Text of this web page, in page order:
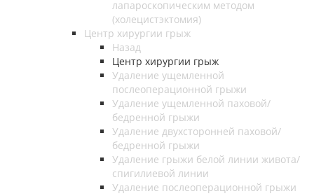
лапароскопическим методом
(холецистэктомия)
Центр хирургии грыж
Назад
Центр хирургии грыж
Удаление ущемленной
послеоперационной грыжи
Удаление ущемленной паховой/
бедренной грыжи
Удаление двухсторонней паховой/
бедренной грыжи
Удаление грыжи белой линии живота/
спигилиевой линии
Удаление послеоперационной грыжи